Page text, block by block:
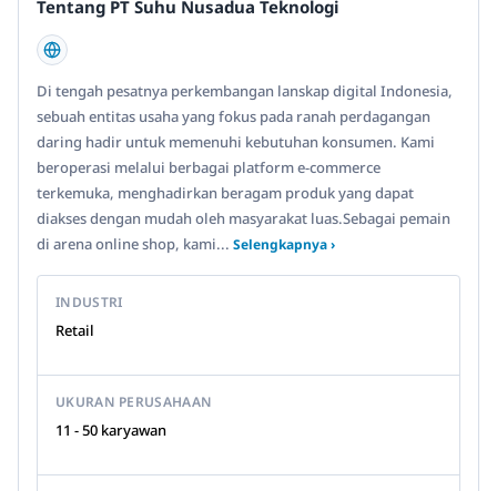
Tentang PT Suhu Nusadua Teknologi
Di tengah pesatnya perkembangan lanskap digital Indonesia,
sebuah entitas usaha yang fokus pada ranah perdagangan
daring hadir untuk memenuhi kebutuhan konsumen. Kami
beroperasi melalui berbagai platform e-commerce
terkemuka, menghadirkan beragam produk yang dapat
diakses dengan mudah oleh masyarakat luas.Sebagai pemain
di arena online shop, kami... Selengkapnya ›
INDUSTRI
Retail
UKURAN PERUSAHAAN
11 - 50 karyawan